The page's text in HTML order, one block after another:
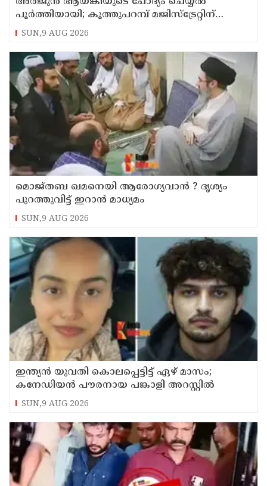
പൂര്‍ത്തിയായി; കൂത്തുപറമ്പ് മജിസ്ട്രേറ്റിന്
മുൻപില്‍ ഹാജരാക്കും
SUN,9 AUG 2026
മൊജ്തബ ഖമനെയി ആരോഗ്യവാന്‍ ? ദൃശ്യം
പുറത്തുവിട്ട് ഇറാന്‍ മാധ്യമം
SUN,9 AUG 2026
ഇന്ത്യന്‍ യുവതി കൊലപ്പെട്ടിട്ട് ഏഴ് മാസം;
കനേഡിയന്‍ പൗരനായ പങ്കാളി അറസ്റ്റില്‍
SUN,9 AUG 2026